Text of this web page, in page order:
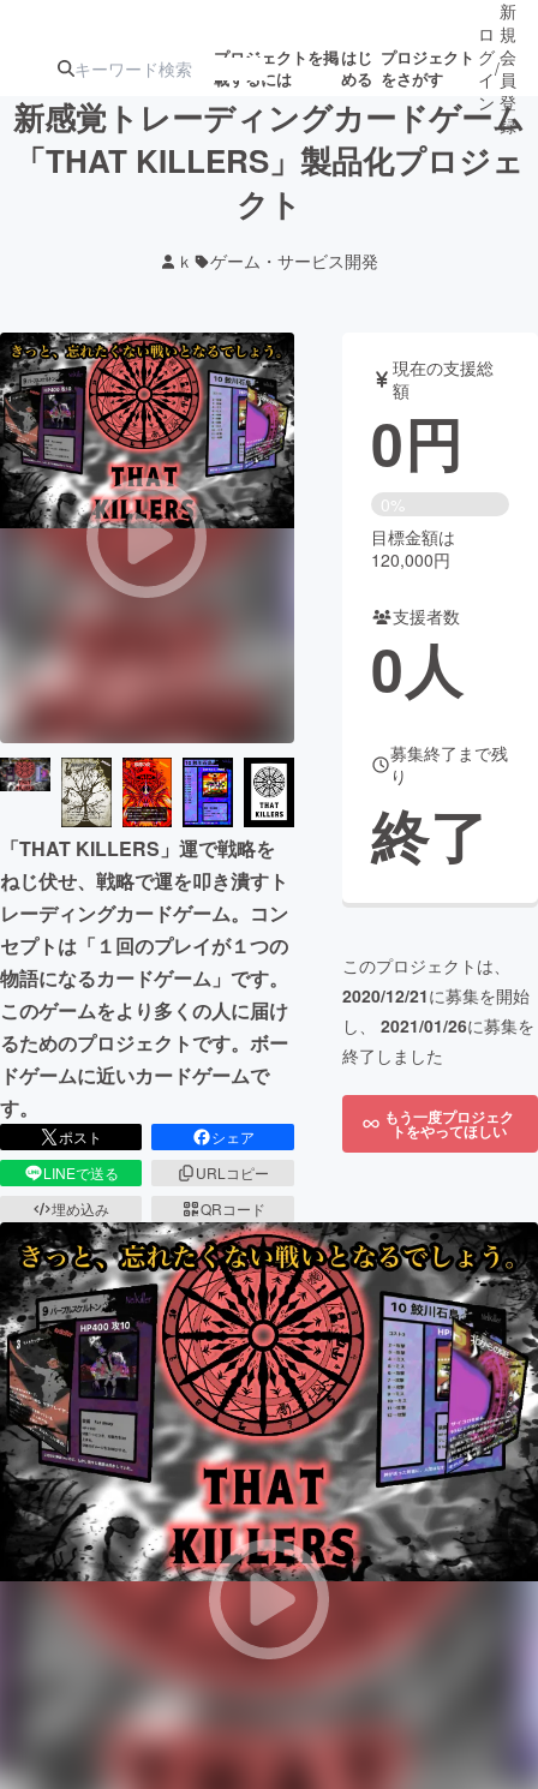
プロジェクトを掲
載するには
はじ
める
プロジェクト
をさがす
注目の新着プロ募集終了が近いプ
テクノロジー・ガジェット
映像・映画 書籍・雑誌
ビジネス・起業 チャレンジ
まちづくり・地域活性化
CAMPFIRE Creation
CAMPFIREふるさと納税
コミュニティ
ロ
グ
イ
ン
/
新
規
会
員
登
録
新感覚トレーディングカードゲーム
「THAT KILLERS」製品化プロジェ
クト
ｋ ゲーム・サービス開発
「THAT KILLERS」運で戦略を
ねじ伏せ、戦略で運を叩き潰すト
レーディングカードゲーム。コン
セプトは「１回のプレイが１つの
物語になるカードゲーム」です。
このゲームをより多くの人に届け
るためのプロジェクトです。ボー
ドゲームに近いカードゲームで
す。
ポスト
シェア
LINEで送る
URLコピー
埋め込み
QRコード
現在の支援総
額
0円
0%
目標金額は
120,000円
支援者数
0人
募集終了まで残
り
終了
このプロジェクトは、
2020/12/21に募集を開始
し、 2021/01/26に募集を
終了しました
もう一度プロジェク
トをやってほしい